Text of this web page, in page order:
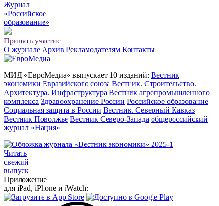
Журнал
«Российское
образование»
Принять участие
О журнале Архив Рекламодателям Контакты
МИД «ЕвроМедиа» выпускает 10 изданий: Вестник
экономики Евразийского союза Вестник. Строительство.
Архитектура. Инфраструктура Вестник агропромышленного
комплекса Здравоохранение России Российское образование
Социальная защита в России Вестник. Северный Кавказ
Вестник Поволжье Вестник Северо-Запада общероссийский
журнал «Нация»
Читать
свежий
выпуск
Приложение
для iPad, iPhone и iWatch: